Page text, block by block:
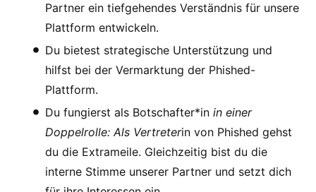
Partner ein tiefgehendes Verständnis für unsere
Plattform entwickeln.
Du bietest strategische Unterstützung und
hilfst bei der Vermarktung der Phished-
Plattform.
Du fungierst als Botschafter*in in einer
Doppelrolle: Als Vertreterin von Phished gehst
du die Extrameile. Gleichzeitig bist du die
interne Stimme unserer Partner und setzt dich